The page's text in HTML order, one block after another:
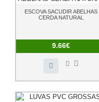
ESCOVA SACUDIR ABELHAS
CERDA NATURAL
9.66€